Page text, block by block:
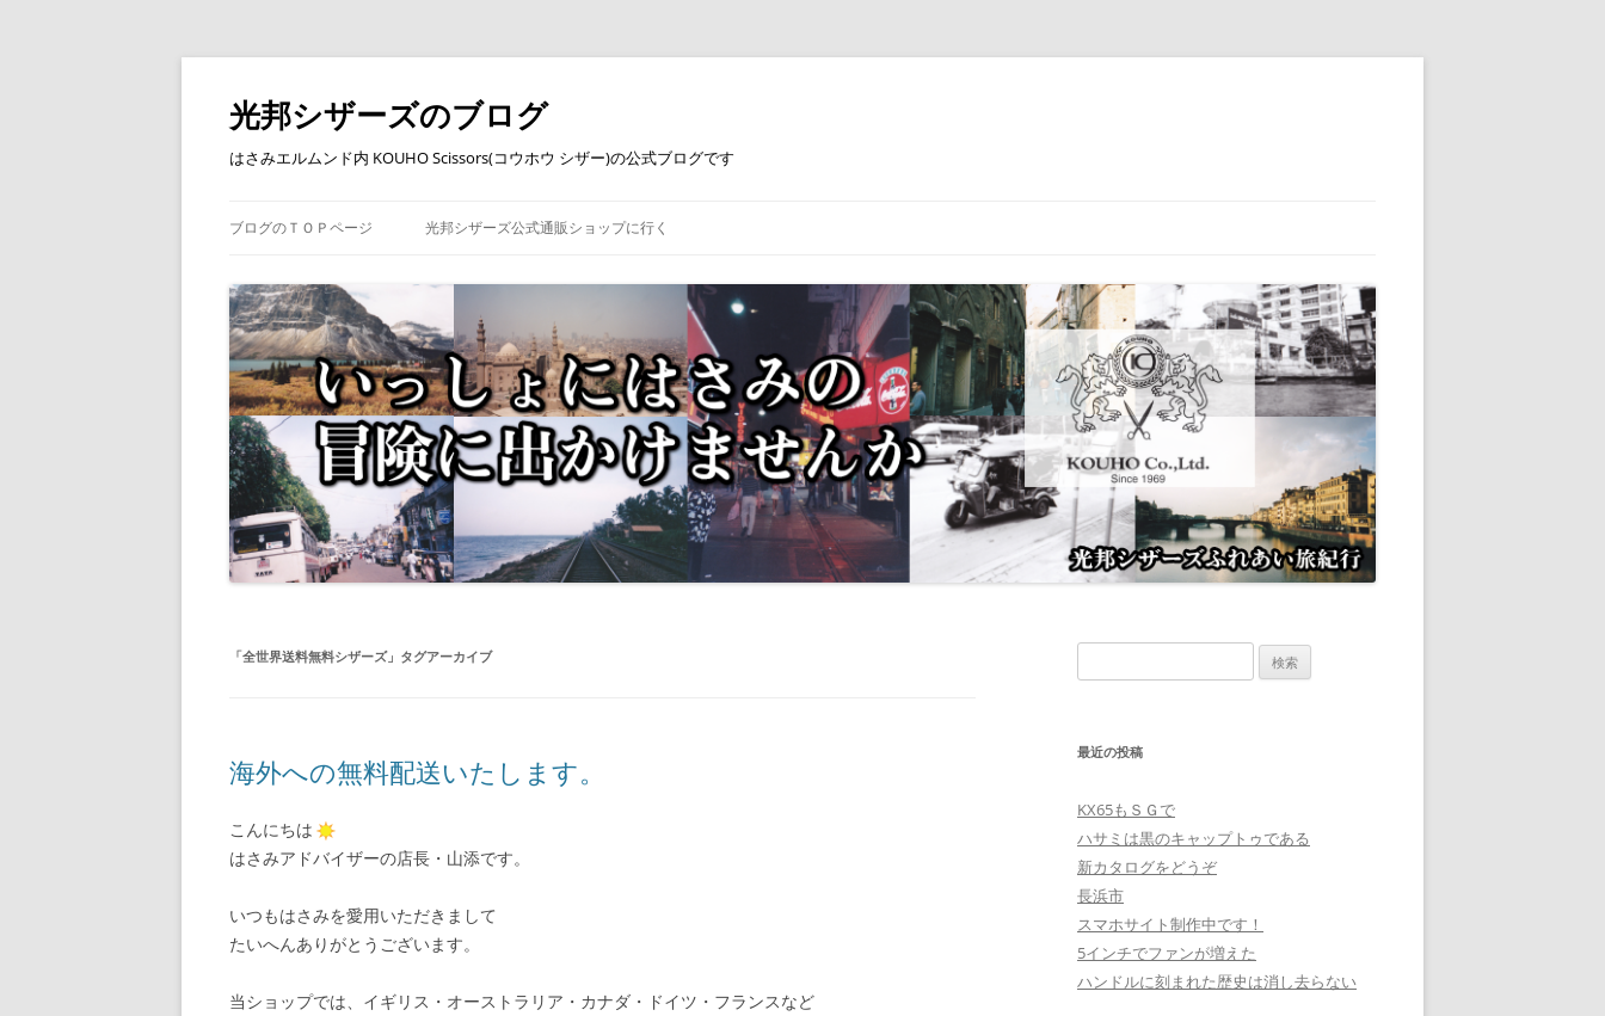
コ
テ
ン
ツ
へ
ス
光邦シザーズのブログ
はさみエルムンド内 KOUHO Scissors(コウホウ シザー)の公式ブログです
ブログのＴＯＰページ 光邦シザーズ公式通販ショップに行く
「全世界送料無料シザーズ」タグアーカイブ
海外への無料配送いたします。
こんにちは
はさみアドバイザーの店長・山添です。
いつもはさみを愛用いただきまして
たいへんありがとうございます。
当ショップでは、イギリス・オーストラリア・カナダ・ドイツ・フランスなど
索:
最近の投稿
KX65もＳＧで
ハサミは黒のキャップトゥである
新カタログをどうぞ
長浜市
スマホサイト制作中です！
5インチでファンが増えた
ハンドルに刻まれた歴史は消し去らない